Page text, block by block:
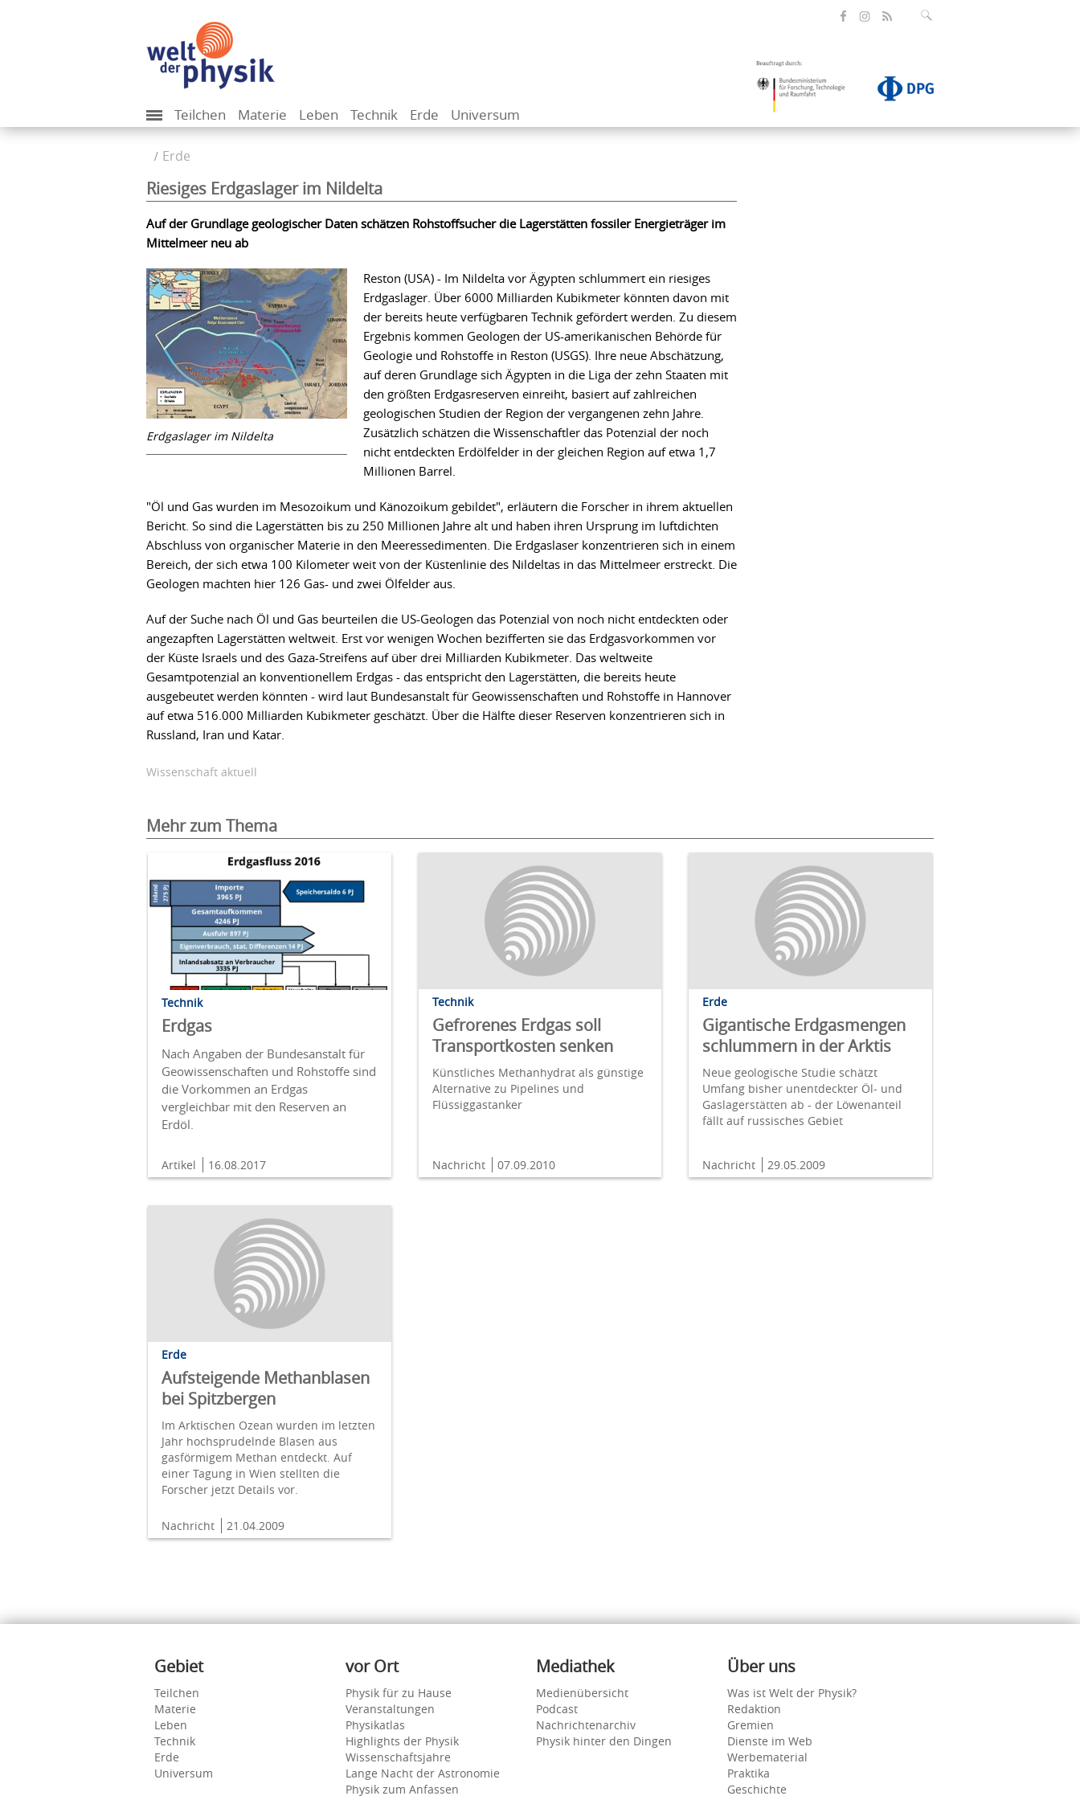
Teilchen Materie Leben Technik Erde Universum
Erde
Riesiges Erdgaslager im Nildelta
Auf der Grundlage geologischer Daten schätzen Rohstoffsucher die Lagerstätten fossiler Energieträger im
Mittelmeer neu ab
Erdgaslager im Nildelta
Reston (USA) - Im Nildelta vor Ägypten schlummert ein riesiges
Erdgaslager. Über 6000 Milliarden Kubikmeter könnten davon mit
der bereits heute verfügbaren Technik gefördert werden. Zu diesem
Ergebnis kommen Geologen der US-amerikanischen Behörde für
Geologie und Rohstoffe in Reston (USGS). Ihre neue Abschätzung,
auf deren Grundlage sich Ägypten in die Liga der zehn Staaten mit
den größten Erdgasreserven einreiht, basiert auf zahlreichen
geologischen Studien der Region der vergangenen zehn Jahre.
Zusätzlich schätzen die Wissenschaftler das Potenzial der noch
nicht entdeckten Erdölfelder in der gleichen Region auf etwa 1,7
Millionen Barrel.
"Öl und Gas wurden im Mesozoikum und Känozoikum gebildet", erläutern die Forscher in ihrem aktuellen
Bericht. So sind die Lagerstätten bis zu 250 Millionen Jahre alt und haben ihren Ursprung im luftdichten
Abschluss von organischer Materie in den Meeressedimenten. Die Erdgaslaser konzentrieren sich in einem
Bereich, der sich etwa 100 Kilometer weit von der Küstenlinie des Nildeltas in das Mittelmeer erstreckt. Die
Geologen machten hier 126 Gas- und zwei Ölfelder aus.
Auf der Suche nach Öl und Gas beurteilen die US-Geologen das Potenzial von noch nicht entdeckten oder
angezapften Lagerstätten weltweit. Erst vor wenigen Wochen bezifferten sie das Erdgasvorkommen vor
der Küste Israels und des Gaza-Streifens auf über drei Milliarden Kubikmeter. Das weltweite
Gesamtpotenzial an konventionellem Erdgas - das entspricht den Lagerstätten, die bereits heute
ausgebeutet werden könnten - wird laut Bundesanstalt für Geowissenschaften und Rohstoffe in Hannover
auf etwa 516.000 Milliarden Kubikmeter geschätzt. Über die Hälfte dieser Reserven konzentrieren sich in
Russland, Iran und Katar.
Wissenschaft aktuell
Mehr zum Thema
Technik
Erdgas
Nach Angaben der Bundesanstalt für
Geowissenschaften und Rohstoffe sind
die Vorkommen an Erdgas
vergleichbar mit den Reserven an
Erdöl.
Artikel 16.08.2017
Technik
Gefrorenes Erdgas soll
Transportkosten senken
Künstliches Methanhydrat als günstige
Alternative zu Pipelines und
Flüssiggastanker
Nachricht 07.09.2010
Erde
Gigantische Erdgasmengen
schlummern in der Arktis
Neue geologische Studie schätzt
Umfang bisher unentdeckter Öl- und
Gaslagerstätten ab - der Löwenanteil
fällt auf russisches Gebiet
Nachricht 29.05.2009
Erde
Aufsteigende Methanblasen
bei Spitzbergen
Im Arktischen Ozean wurden im letzten
Jahr hochsprudelnde Blasen aus
gasförmigem Methan entdeckt. Auf
einer Tagung in Wien stellten die
Forscher jetzt Details vor.
Nachricht 21.04.2009
Inhalte
Gebiet
Teilchen
Materie
Leben
Technik
Erde
Universum
vor Ort
Physik für zu Hause
Veranstaltungen
Physikatlas
Highlights der Physik
Wissenschaftsjahre
Lange Nacht der Astronomie
Physik zum Anfassen
Mediathek
Medienübersicht
Podcast
Nachrichtenarchiv
Physik hinter den Dingen
Über uns
Was ist Welt der Physik?
Redaktion
Gremien
Dienste im Web
Werbematerial
Praktika
Geschichte